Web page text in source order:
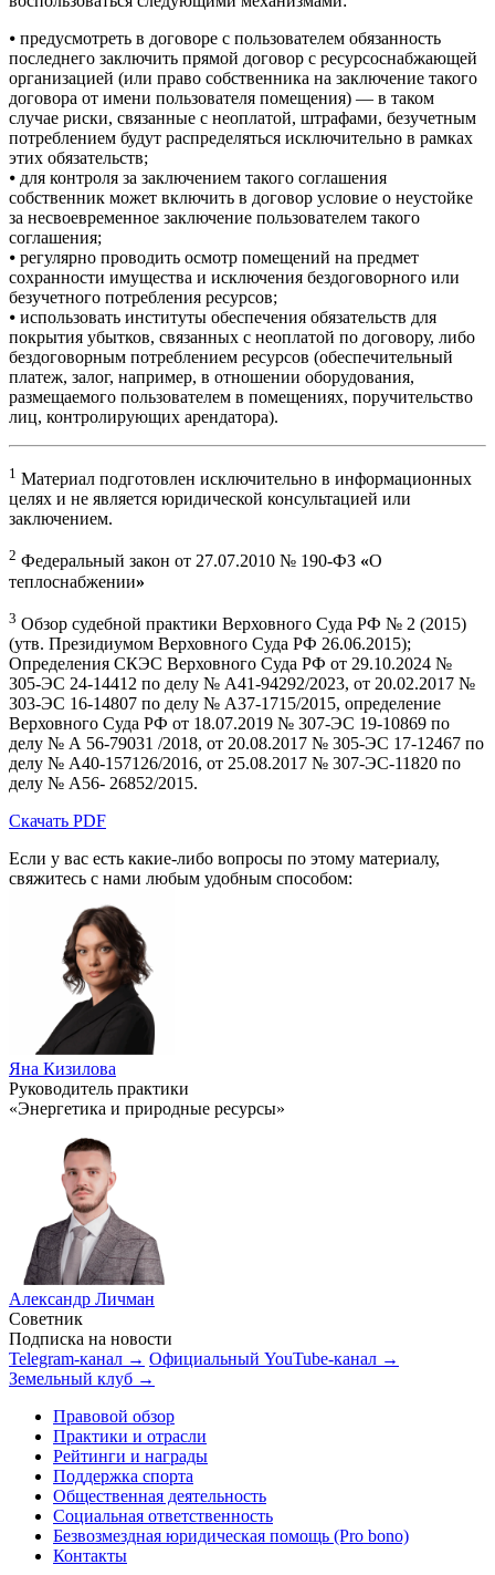
⦁ предусмотреть в договоре с пользователем обязанность
последнего заключить прямой договор с ресурсоснабжающей
организацией (или право собственника на заключение такого
договора от имени пользователя помещения) — в таком
случае риски, связанные с неоплатой, штрафами, безучетным
потреблением будут распределяться исключительно в рамках
этих обязательств;
⦁ для контроля за заключением такого соглашения
собственник может включить в договор условие о неустойке
за несвоевременное заключение пользователем такого
соглашения;
⦁ регулярно проводить осмотр помещений на предмет
сохранности имущества и исключения бездоговорного или
безучетного потребления ресурсов;
⦁ использовать институты обеспечения обязательств для
покрытия убытков, связанных с неоплатой по договору, либо
бездоговорным потреблением ресурсов (обеспечительный
платеж, залог, например, в отношении оборудования,
размещаемого пользователем в помещениях, поручительство
лиц, контролирующих арендатора).
1 Материал подготовлен исключительно в информационных
целях и не является юридической консультацией или
заключением.
2 Федеральный закон от 27.07.2010 № 190-ФЗ «О
теплоснабжении»
3 Обзор судебной практики Верховного Суда РФ № 2 (2015)
(утв. Президиумом Верховного Суда РФ 26.06.2015);
Определения СКЭС Верховного Суда РФ от 29.10.2024 №
305-ЭС 24-14412 по делу № A41-94292/2023, от 20.02.2017 №
303-ЭС 16-14807 по делу № А37-1715/2015, определение
Верховного Суда РФ от 18.07.2019 № 307-ЭС 19-10869 по
делу № А 56-79031 /2018, от 20.08.2017 № 305-ЭС 17-12467 по
делу № А40-157126/2016, от 25.08.2017 № 307-ЭС-11820 по
делу № А56- 26852/2015.
Скачать PDF
Если у вас есть какие-либо вопросы по этому материалу,
свяжитесь с нами любым удобным способом:
Яна Кизилова
Руководитель практики
«Энергетика и природные ресурсы»
Александр Личман
Советник
Подписка на новости
Telegram-канал → Официальный YouTube-канал →
Земельный клуб →
Правовой обзор
Практики и отрасли
Рейтинги и награды
Поддержка спорта
Общественная деятельность
Социальная ответственность
Безвозмездная юридическая помощь (Pro bono)
Контакты